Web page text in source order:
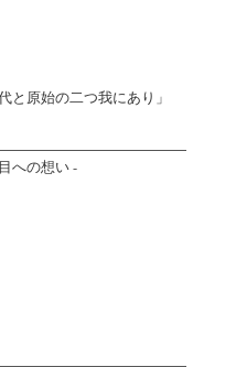
と原始の二つ我にあり」
への想い -